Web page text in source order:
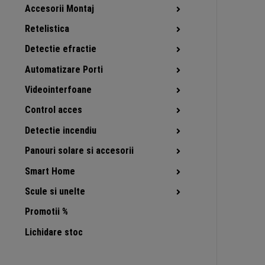
Accesorii Montaj
Retelistica
Detectie efractie
Automatizare Porti
Videointerfoane
Control acces
Detectie incendiu
Panouri solare si accesorii
Smart Home
Scule si unelte
Promotii %
Lichidare stoc